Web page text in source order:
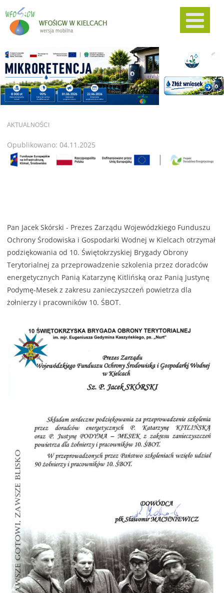
AKTUALNOŚCI
Opublikowano: 04.11.2025
Pan Jacek Skórski - Prezes Zarządu Wojewódzkiego Funduszu
Ochrony Środowiska i Gospodarki Wodnej w Kielcach otrzymał
podziękowania od 10. Świętokrzyskiej Brygady Obrony
Terytorialnej za przeprowadzenie szkolenia przez doradców
energetycznych Panią Katarzynę Kitlińską oraz Panią Justynę
Podymę-Mesek z zakresu zanieczyszczeń powietrza dla
żołnierzy i pracowników 10. ŚBOT.